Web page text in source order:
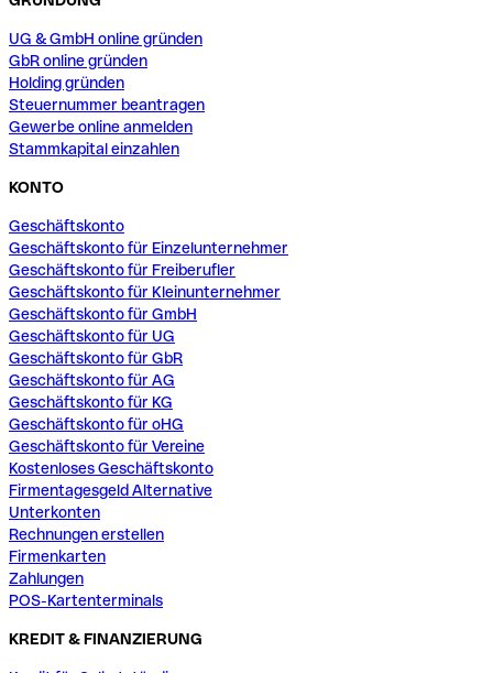
UG & GmbH online gründen
GbR online gründen
Holding gründen
Steuernummer beantragen
Gewerbe online anmelden
Stammkapital einzahlen
KONTO
Geschäftskonto
Geschäftskonto für Einzelunternehmer
Geschäftskonto für Freiberufler
Geschäftskonto für Kleinunternehmer
Geschäftskonto für GmbH
Geschäftskonto für UG
Geschäftskonto für GbR
Geschäftskonto für AG
Geschäftskonto für KG
Geschäftskonto für oHG
Geschäftskonto für Vereine
Kostenloses Geschäftskonto
Firmentagesgeld Alternative
Unterkonten
Rechnungen erstellen
Firmenkarten
Zahlungen
POS-Kartenterminals
KREDIT & FINANZIERUNG